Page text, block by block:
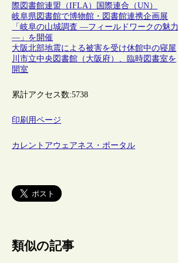
際図書館連盟（IFLA）
国際連合（UN）
岐阜県図書館で博物館・図書館連携企画展
「岐阜の山城調査 ―フィールドワークの魅力
―」を開催
大阪北部地震による被害を受け休館中の寝屋
川市立中央図書館（大阪府）、臨時図書室を
開室
累計アクセス数:5738
印刷用ページ
カレントアウェアネス・ポータル
類似の記事